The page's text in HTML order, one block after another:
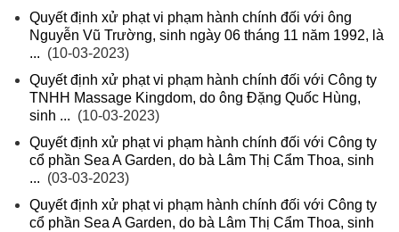
Quyết định xử phạt vi phạm hành chính đối với ông
Nguyễn Vũ Trường, sinh ngày 06 tháng 11 năm 1992, là
... (10-03-2023)
Quyết định xử phạt vi phạm hành chính đối với Công ty
TNHH Massage Kingdom, do ông Đặng Quốc Hùng,
sinh ... (10-03-2023)
Quyết định xử phạt vi phạm hành chính đối với Công ty
cổ phần Sea A Garden, do bà Lâm Thị Cẩm Thoa, sinh
... (03-03-2023)
Quyết định xử phạt vi phạm hành chính đối với Công ty
cổ phần Sea A Garden, do bà Lâm Thị Cẩm Thoa, sinh